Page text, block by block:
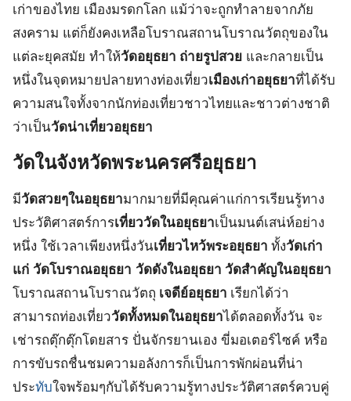
เก่าของไทย เมืองมรดกโลก แม้ว่าจะถูกทำลายจากภัย
สงคราม แต่ก็ยังคงเหลือโบราณสถานโบราณวัตถุของใน
แต่ละยุคสมัย ทำให้วัดอยุธยา ถ่ายรูปสวย และกลายเป็น
หนึ่งในจุดหมายปลายทางท่องเที่ยวเมืองเก่าอยุธยาที่ได้รับ
ความสนใจทั้งจากนักท่องเที่ยวชาวไทยและชาวต่างชาติ
ว่าเป็นวัดน่าเที่ยวอยุธยา
วัดในจังหวัดพระนครศรีอยุธยา
มีวัดสวยๆในอยุธยามากมายที่มีคุณค่าแก่การเรียนรู้ทาง
ประวัติศาสตร์การเที่ยววัดในอยุธยาเป็นมนต์เสน่ห์อย่าง
หนึ่ง ใช้เวลาเพียงหนึ่งวันเที่ยวไหว้พระอยุธยา ทั้งวัดเก่า
แก่ วัดโบราณอยุธยา วัดดังในอยุธยา วัดสําคัญในอยุธยา
โบราณสถานโบราณวัตถุ เจดีย์อยุธยา เรียกได้ว่า
สามารถท่องเที่ยววัดทั้งหมดในอยุธยาได้ตลอดทั้งวัน จะ
เช่ารถตุ๊กตุ๊กโดยสาร ปั่นจักรยานเอง ขี่มอเตอร์ไซค์ หรือ
การขับรถชื่นชมความอลังการก็เป็นการพักผ่อนที่น่า
ประทับใจพร้อมๆกับได้รับความรู้ทางประวัติศาสตร์ควบคู่